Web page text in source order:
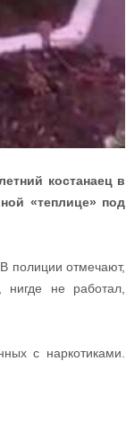
костанаец в
«теплице» под
полиции отмечают,
нигде не работал,
с наркотиками.